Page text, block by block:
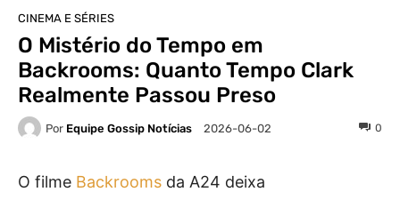
CINEMA E SÉRIES
O Mistério do Tempo em
Backrooms: Quanto Tempo Clark
Realmente Passou Preso
Por Equipe Gossip Notícias 2026-06-02 0
O filme Backrooms da A24 deixa